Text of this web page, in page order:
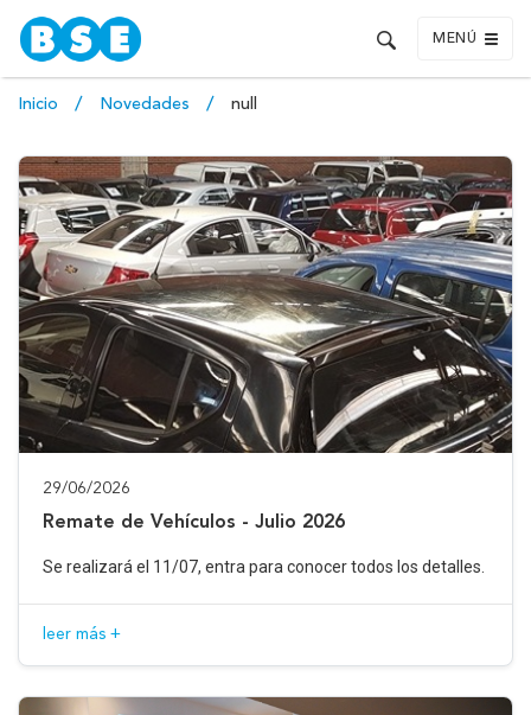
MENÚ
Inicio Novedades null
29/06/2026
Remate de Vehículos - Julio 2026
Se realizará el 11/07, entra para conocer todos los detalles.
leer más +